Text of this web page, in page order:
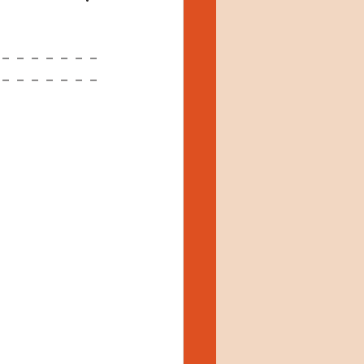
－－－－－－
－－－－－－